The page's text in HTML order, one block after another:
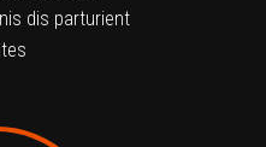
dis parturient